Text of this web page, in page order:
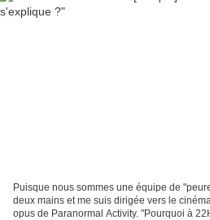
Puisque nous sommes une équipe de
deux mains et me suis dirigée vers le
opus de Paranormal Activity. "Pourquoi à